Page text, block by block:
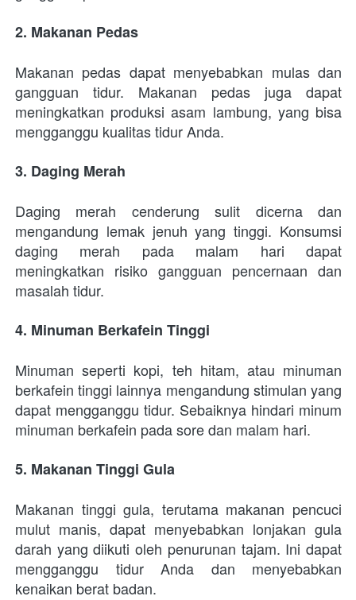
2. Makanan Pedas
Makanan pedas dapat menyebabkan mulas dan
gangguan tidur. Makanan pedas juga dapat
meningkatkan produksi asam lambung, yang bisa
mengganggu kualitas tidur Anda.
3. Daging Merah
Daging merah cenderung sulit dicerna dan
mengandung lemak jenuh yang tinggi. Konsumsi
daging merah pada malam hari dapat
meningkatkan risiko gangguan pencernaan dan
masalah tidur.
4. Minuman Berkafein Tinggi
Minuman seperti kopi, teh hitam, atau minuman
berkafein tinggi lainnya mengandung stimulan yang
dapat mengganggu tidur. Sebaiknya hindari minum
minuman berkafein pada sore dan malam hari.
5. Makanan Tinggi Gula
Makanan tinggi gula, terutama makanan pencuci
mulut manis, dapat menyebabkan lonjakan gula
darah yang diikuti oleh penurunan tajam. Ini dapat
mengganggu tidur Anda dan menyebabkan
kenaikan berat badan.